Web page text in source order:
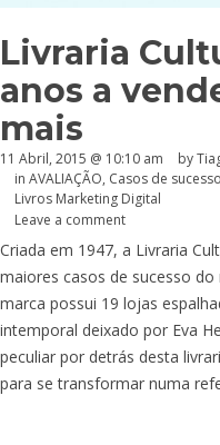
Livraria
anos a
mais
11 Abril, 2015 @ 10:10 am
by
in AVALIAÇÃO, Casos de
Livros Marketing Digital
Leave a comment
Criada em 1947, a Livraria
maiores casos de sucesso
marca possui 19 lojas
intemporal deixado por Eva
peculiar por detrás desta
para se transformar numa